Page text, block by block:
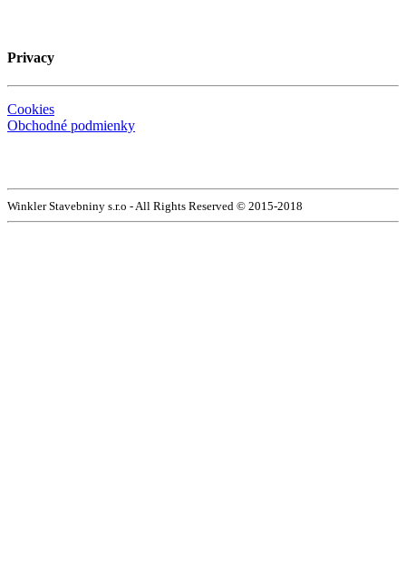
Privacy
Cookies
Obchodné podmienky
Winkler Stavebniny s.r.o - All Rights Reserved © 2015-2018